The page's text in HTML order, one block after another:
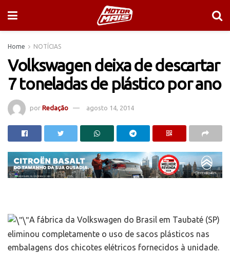
Home NOTÍCIAS
Volkswagen deixa de descartar
7 toneladas de plástico por ano
por Redação agosto 14, 2014
A fábrica da Volkswagen do Brasil em Taubaté (SP)
eliminou completamente o uso de sacos plásticos nas
embalagens dos chicotes elétricos fornecidos à unidade.